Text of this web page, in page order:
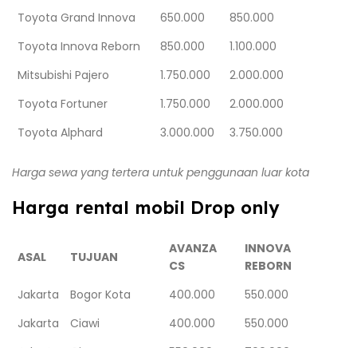
Toyota Grand Innova 650.000
850.000
Toyota Innova Reborn
850.000
1.100.000
Mitsubishi Pajero
1.750.000
2.000.000
Toyota Fortuner
1.750.000
2.000.000
Toyota Alphard
3.000.000 3.750.000
Harga sewa yang tertera untuk penggunaan luar kota
Harga rental mobil Drop only
ASAL TUJUAN
AVANZA
CS
INNOVA
REBORN
Jakarta
Bogor Kota 400.000
550.000
Jakarta
Ciawi 400.000
550.000